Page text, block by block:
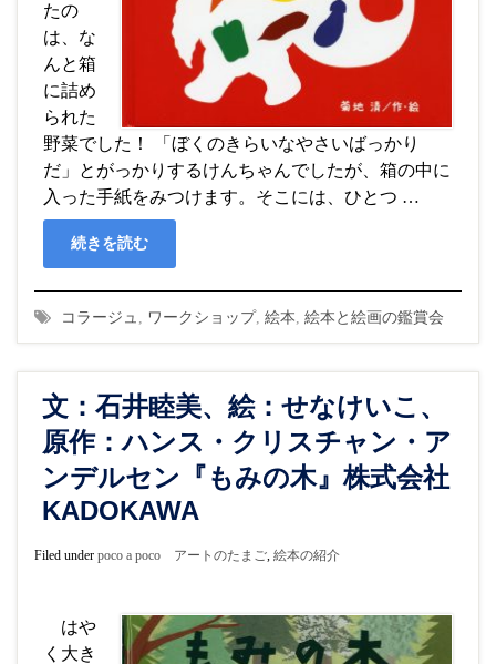
たの
は、な
んと箱
に詰め
られた
野菜でした！ 「ぼくのきらいなやさいばっかり
だ」とがっかりするけんちゃんでしたが、箱の中に
入った手紙をみつけます。そこには、ひとつ …
続きを読む
コラージュ ワークショップ, 絵本 絵本と絵画の鑑賞会
文：石井睦美、絵：せなけいこ、
原作：ハンス・クリスチャン・ア
ンデルセン『もみの木』株式会社
KADOKAWA
Filed under poco a poco アートのたまご, 絵本の紹介
はや
く大き